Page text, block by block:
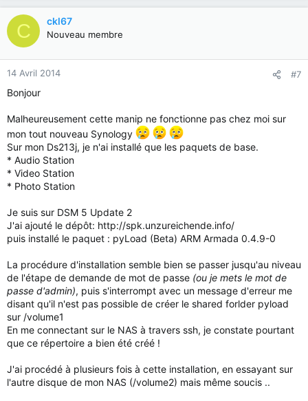
C ckl67
Nouveau membre
14 Avril 2014 #7
Bonjour
Malheureusement cette manip ne fonctionne pas chez moi sur
mon tout nouveau Synology
Sur mon Ds213j, je n'ai installé que les paquets de base.
* Audio Station
* Video Station
* Photo Station
Je suis sur DSM 5 Update 2
J'ai ajouté le dépôt: http://spk.unzureichende.info/
puis installé le paquet : pyLoad (Beta) ARM Armada 0.4.9-0
La procédure d'installation semble bien se passer jusqu'au niveau
de l'étape de demande de mot de passe (ou je mets le mot de
passe d'admin), puis s'interrompt avec un message d'erreur me
disant qu'il n'est pas possible de créer le shared forlder pyload
sur /volume1
En me connectant sur le NAS à travers ssh, je constate pourtant
que ce répertoire a bien été créé !
J'ai procédé à plusieurs fois à cette installation, en essayant sur
l'autre disque de mon NAS (/volume2) mais même soucis ..